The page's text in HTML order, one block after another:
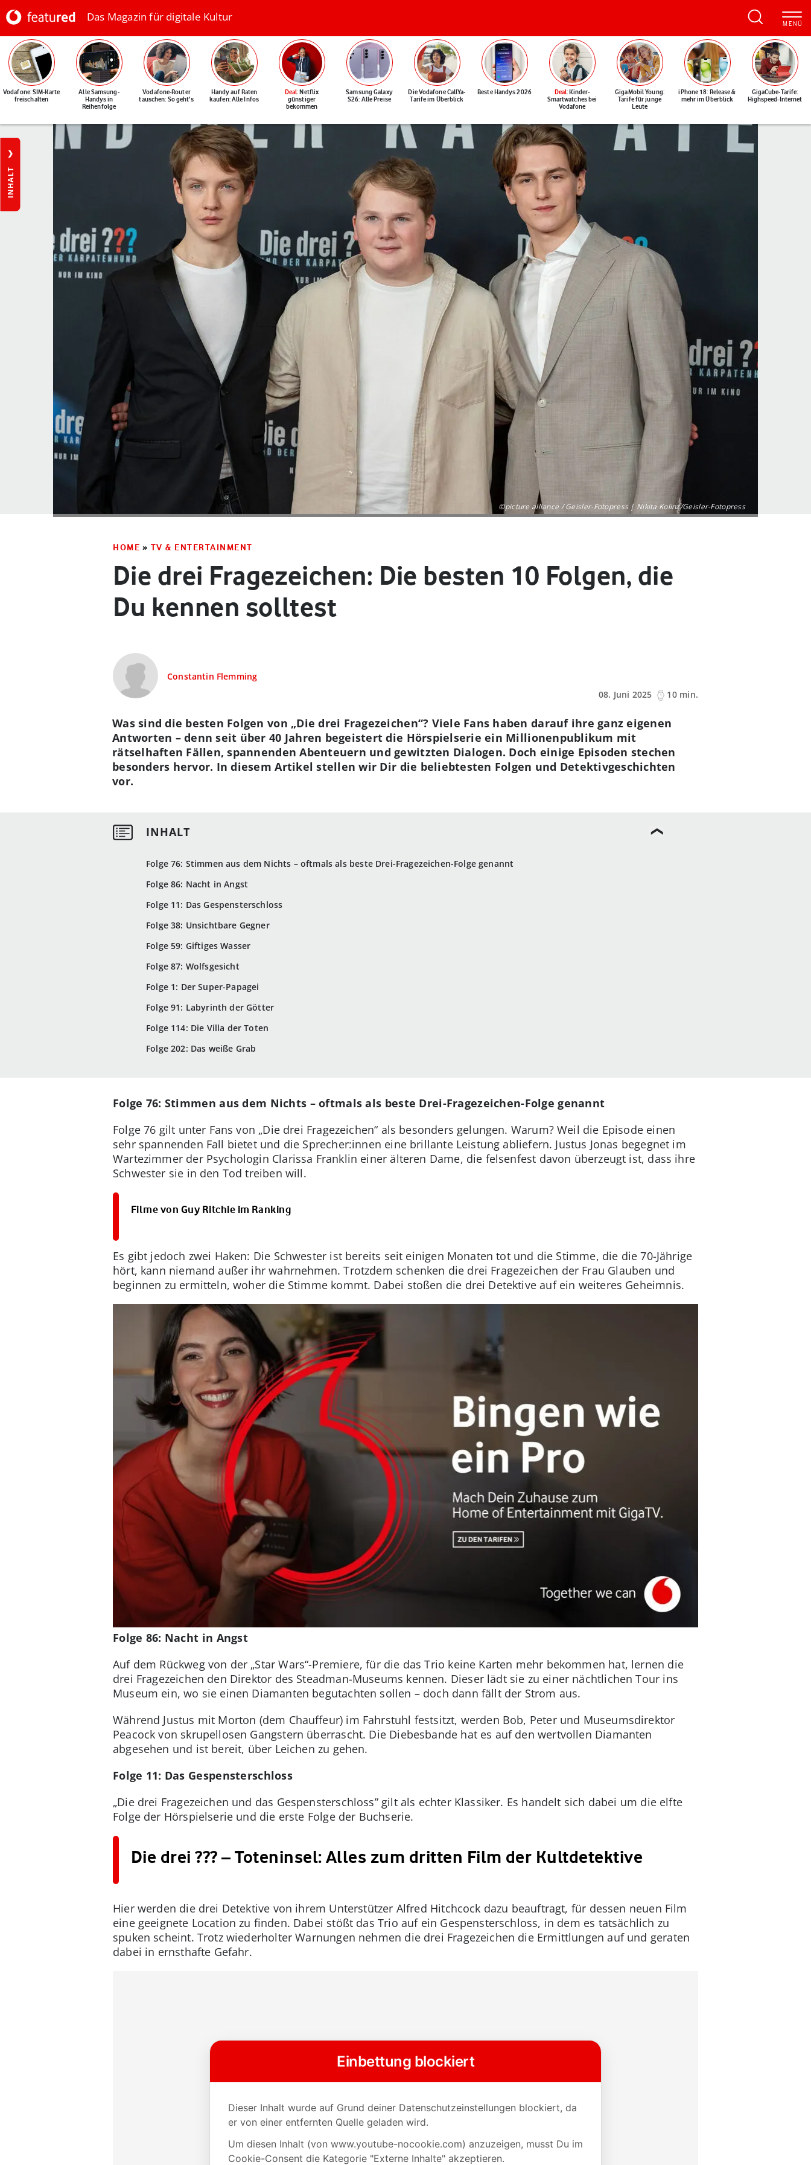
Das Magazin für digitale Kultur
Vodafone: SIM-Karte
freischalten
Alle Samsung-
Handys in
Reihenfolge
Vodafone-Router
tauschen: So geht's
Handy auf Raten
kaufen: Alle Infos
Deal: Netflix
günstiger
bekommen
Samsung Galaxy
S26: Alle Preise
Die Vodafone CallYa-
Tarife im Überblick
Beste Handys 2026 Deal: Kinder-
Smartwatches bei
Vodafone
GigaMobil Young:
Tarife für junge
Leute
iPhone 18: Release &
mehr im Überblick
GigaCube-Tarife:
Highspeed-Internet
INHALT
©picture alliance / Geisler-Fotopress | Nikita Kolinz/Geisler-Fotopress
HOME » TV & ENTERTAINMENT
Die drei Fragezeichen: Die besten 10 Folgen, die
Du kennen solltest
Constantin Flemming
08. Juni 2025
10 min.
Folge 76: Stimmen aus dem Nichts – oftmals als beste Drei-Fragezeichen-Folge genannt
Folge 86: Nacht in Angst
Folge 11: Das Gespensterschloss
Folge 38: Unsichtbare Gegner
Folge 59: Giftiges Wasser
Folge 87: Wolfsgesicht
Folge 1: Der Super-Papagei
Folge 91: Labyrinth der Götter
Folge 114: Die Villa der Toten
Folge 202: Das weiße Grab
Was sind die besten Folgen von „Die drei Fragezeichen“? Viele Fans haben darauf ihre ganz eigenen
Antworten – denn seit über 40 Jahren begeistert die Hörspielserie ein Millionenpublikum mit
rätselhaften Fällen, spannenden Abenteuern und gewitzten Dialogen. Doch einige Episoden stechen
besonders hervor. In diesem Artikel stellen wir Dir die beliebtesten Folgen und Detektivgeschichten
vor.
Folge 76: Stimmen aus dem Nichts – oftmals als beste Drei-Fragezeichen-Folge genannt
Folge 76 gilt unter Fans von „Die drei Fragezeichen“ als besonders gelungen. Warum? Weil die Episode einen
sehr spannenden Fall bietet und die Sprecher:innen eine brillante Leistung abliefern. Justus Jonas begegnet im
Wartezimmer der Psychologin Clarissa Franklin einer älteren Dame, die felsenfest davon überzeugt ist, dass ihre
Schwester sie in den Tod treiben will.
Filme von Guy Ritchie im Ranking
Es gibt jedoch zwei Haken: Die Schwester ist bereits seit einigen Monaten tot und die Stimme, die die 70-Jährige
hört, kann niemand außer ihr wahrnehmen. Trotzdem schenken die drei Fragezeichen der Frau Glauben und
beginnen zu ermitteln, woher die Stimme kommt. Dabei stoßen die drei Detektive auf ein weiteres Geheimnis.
Folge 86: Nacht in Angst
Auf dem Rückweg von der „Star Wars“-Premiere, für die das Trio keine Karten mehr bekommen hat, lernen die
drei Fragezeichen den Direktor des Steadman-Museums kennen. Dieser lädt sie zu einer nächtlichen Tour ins
Museum ein, wo sie einen Diamanten begutachten sollen – doch dann fällt der Strom aus.
Während Justus mit Morton (dem Chauffeur) im Fahrstuhl festsitzt, werden Bob, Peter und Museumsdirektor
Peacock von skrupellosen Gangstern überrascht. Die Diebesbande hat es auf den wertvollen Diamanten
abgesehen und ist bereit, über Leichen zu gehen.
Folge 11: Das Gespensterschloss
„Die drei Fragezeichen und das Gespensterschloss” gilt als echter Klassiker. Es handelt sich dabei um die elfte
Folge der Hörspielserie und die erste Folge der Buchserie.
Die drei ??? – Toteninsel: Alles zum dritten Film der Kultdetektive
Hier werden die drei Detektive von ihrem Unterstützer Alfred Hitchcock dazu beauftragt, für dessen neuen Film
eine geeignete Location zu finden. Dabei stößt das Trio auf ein Gespensterschloss, in dem es tatsächlich zu
spuken scheint. Trotz wiederholter Warnungen nehmen die drei Fragezeichen die Ermittlungen auf und geraten
dabei in ernsthafte Gefahr.